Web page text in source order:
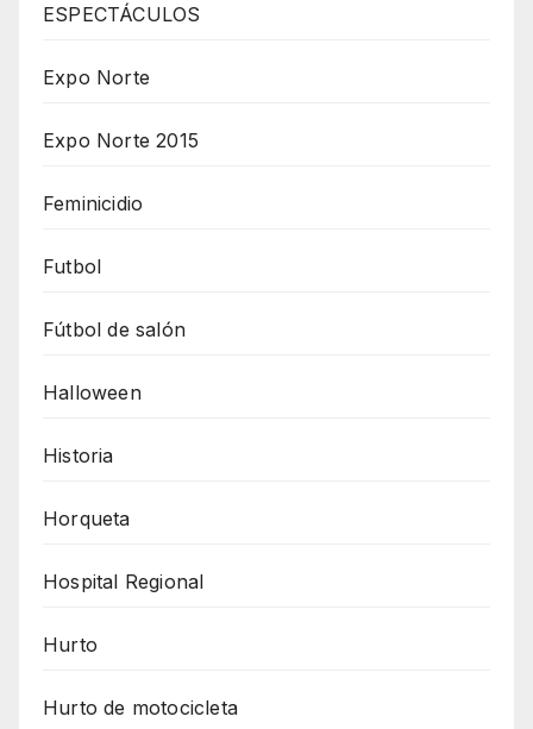
ESPECTÁCULOS
Expo Norte
Expo Norte 2015
Feminicidio
Futbol
Fútbol de salón
Halloween
Historia
Horqueta
Hospital Regional
Hurto
Hurto de motocicleta